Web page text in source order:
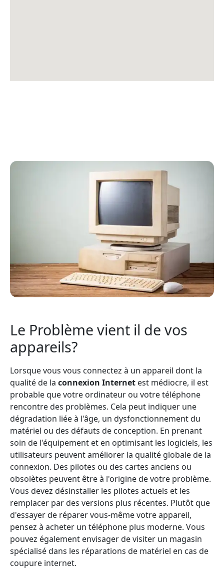
Le Problème vient il de vos
appareils?
Lorsque vous vous connectez à un appareil dont la
qualité de la connexion Internet est médiocre, il est
probable que votre ordinateur ou votre téléphone
rencontre des problèmes. Cela peut indiquer une
dégradation liée à l'âge, un dysfonctionnement du
matériel ou des défauts de conception. En prenant
soin de l'équipement et en optimisant les logiciels, les
utilisateurs peuvent améliorer la qualité globale de la
connexion. Des pilotes ou des cartes anciens ou
obsolètes peuvent être à l'origine de votre problème.
Vous devez désinstaller les pilotes actuels et les
remplacer par des versions plus récentes. Plutôt que
d'essayer de réparer vous-même votre appareil,
pensez à acheter un téléphone plus moderne. Vous
pouvez également envisager de visiter un magasin
spécialisé dans les réparations de matériel en cas de
coupure internet.